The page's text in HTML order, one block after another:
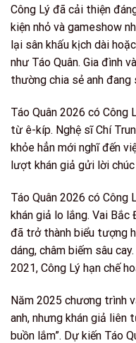
Công Lý đã cải thiện
kiện nhỏ và gameshow
lại sân khấu kịch dài
như Táo Quân. Gia đình
thường chia sẻ anh
Táo Quân 2026 có Công
từ ê-kíp. Nghệ sĩ Chí
khỏe hẳn mới nghĩ đến
lượt khán giả gửi lời
Táo Quân 2026 có Công
khán giả lo lắng. Vai Bắc
đã trở thành biểu tượng
dáng, châm biếm sâu
2021, Công Lý hạn chế
Năm 2025 chương trình
anh, nhưng khán giả liên
buồn lắm”. Dự kiến Táo